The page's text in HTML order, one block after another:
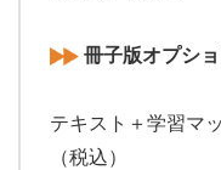
冊子版オプシ
テキスト＋学習マ
（税込）